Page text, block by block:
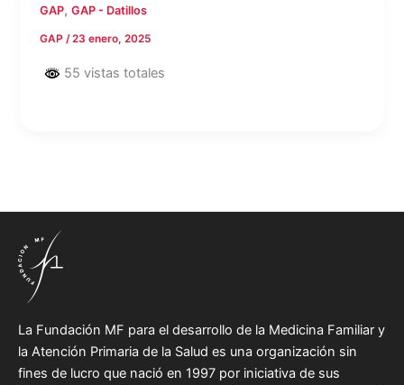
GAP,GAP - Datillos
GAP /23 enero, 2025
55 vistas totales
La Fundación MF para el desarrollo de la Medicina Familiar y
la Atención Primaria de la Salud es una organización sin
fines de lucro que nació en 1997 por iniciativa de sus